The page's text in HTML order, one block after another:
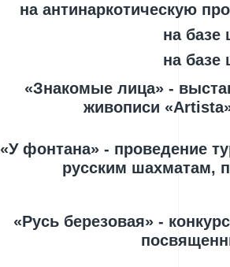
на антинаркотическую
на
на
«Знакомые лица» -
живописи
«У фонтана» - проведение
русским шахматам,
«Русь березовая» -